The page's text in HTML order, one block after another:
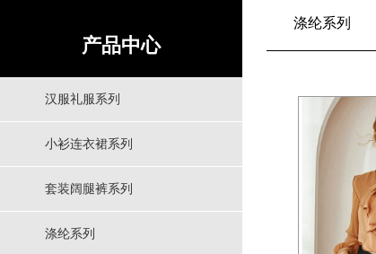
产品中心
汉服礼服系列
小衫连衣裙系列
套装阔腿裤系列
涤纶系列
涤纶系列